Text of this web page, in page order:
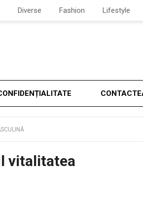
Diverse Fashion Lifestyle
vitalitatea